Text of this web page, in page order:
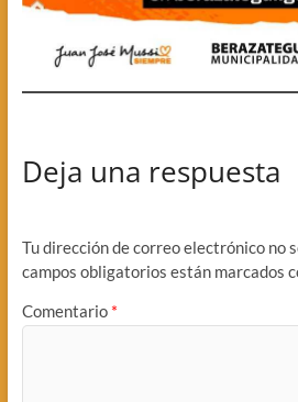
Deja una respuesta
Tu dirección de correo electrónico no
campos obligatorios están marcados
Comentario *